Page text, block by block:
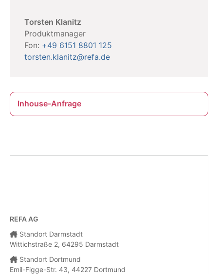
Torsten Klanitz
Produktmanager
Fon: +49 6151 8801 125
torsten.klanitz@refa.de
Inhouse-Anfrage
REFA AG
Standort Darmstadt
Wittichstraße 2, 64295 Darmstadt
Standort Dortmund
Emil-Figge-Str. 43, 44227 Dortmund